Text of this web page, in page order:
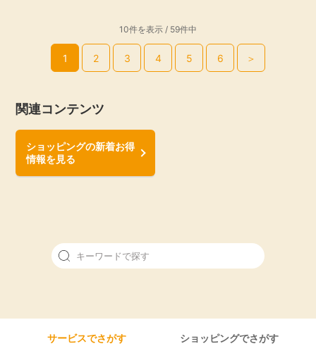
10件を表示 / 59件中
1 2 3 4 5 6 ＞
関連コンテンツ
ショッピングの新着お得
情報を見る
サービスでさがす ショッピングでさがす